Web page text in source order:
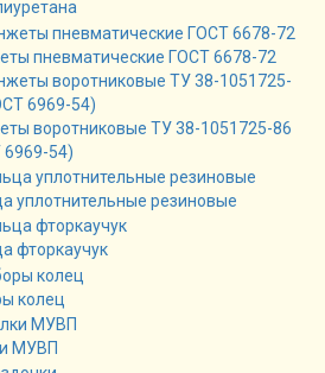
пневматические ГОСТ 6678-72
воротниковые ТУ 38-1051725-86
54)
уплотнительные резиновые
фторкаучук
колец
МУВП